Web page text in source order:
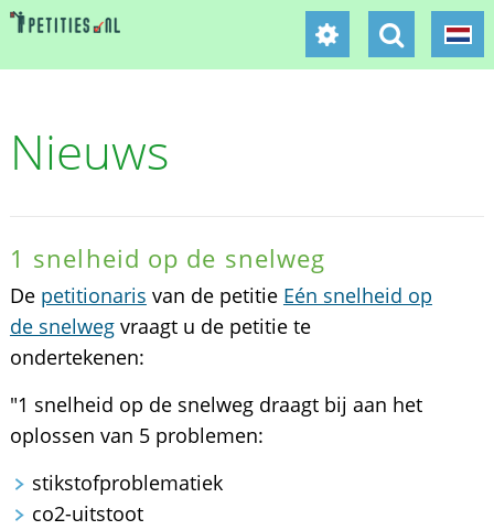
Nieuws
1 snelheid op de snelweg
De petitionaris van de petitie Eén snelheid op
de snelwegvraagt u de petitie te
ondertekenen:
"1 snelheid op de snelweg draagt bij aan het
oplossen van 5 problemen:
stikstofproblematiek
co2-uitstoot